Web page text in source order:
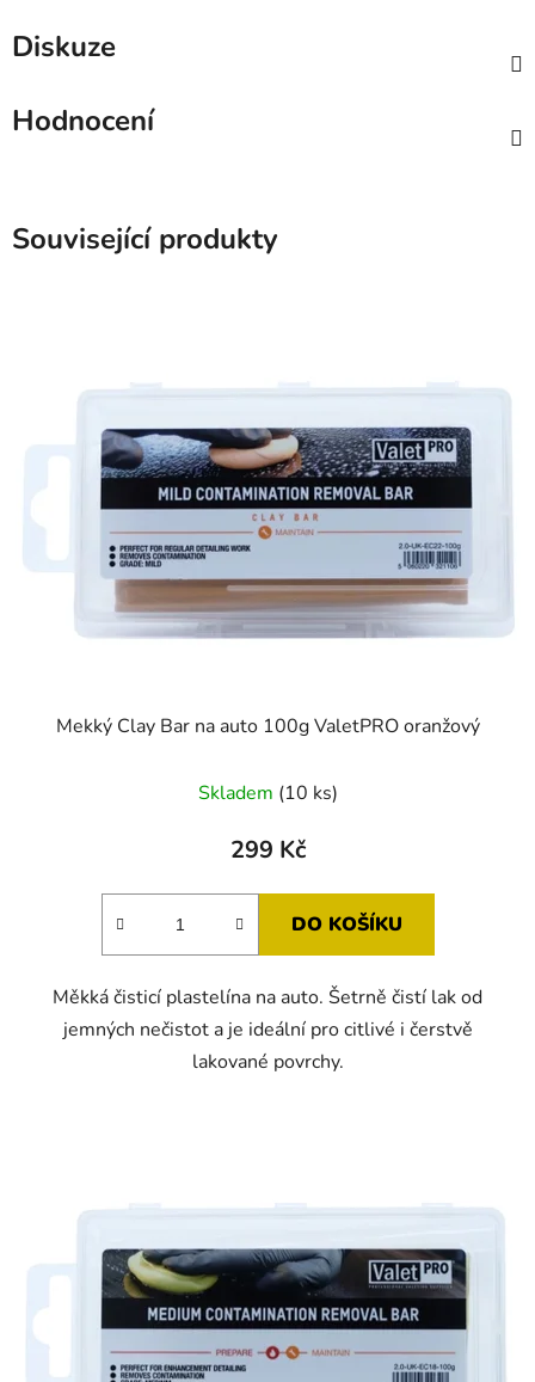
Diskuze
Hodnocení
Související produkty
Mekký Clay Bar na auto 100g ValetPRO oranžový
Skladem (10 ks)
299 Kč
DO KOŠÍKU
Měkká čisticí plastelína na auto. Šetrně čistí lak od
jemných nečistot a je ideální pro citlivé i čerstvě
lakované povrchy.